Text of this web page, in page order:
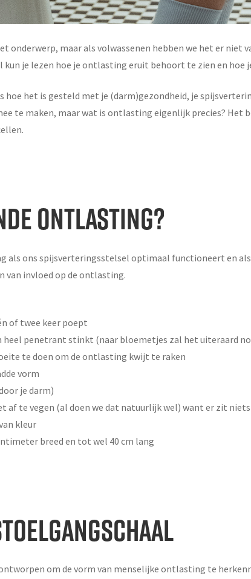
onderwerp, maar als volwassenen hebben we het er
je lezen hoe je ontlasting eruit behoort te zien en hoe
het is gesteld met je (darm)gezondheid, je
te maken, maar wat is ontlasting eigenlijk precies? Het
ONTLASTING?
als ons spijsverteringsstelsel optimaal functioneert en
van invloed op de ontlasting.
of twee keer poept
heel penetrant stinkt (naar bloemetjes zal het uiteraard
te doen om de ontlasting kwijt te raken
vorm
je darm)
af te vegen (al doen we dat natuurlijk wel) want er zit
kleur
breed en tot wel 40 cm lang
om de vorm van menselijke ontlasting te